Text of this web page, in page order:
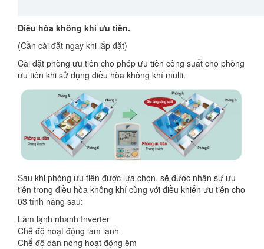
Điều hòa không khí ưu tiên.
(Cần cài đặt ngay khi lắp đặt)
Cài đặt phòng ưu tiên cho phép ưu tiên công suất cho phòng
ưu tiên khi sử dụng điều hòa không khí multi.
Sau khi phòng ưu tiên được lựa chọn, sẽ được nhận sự ưu
tiên trong điều hòa không khí cùng với điều khiển ưu tiên cho
03 tính năng sau:
Làm lạnh nhanh Inverter
Chế độ hoạt động làm lạnh
Chế độ dàn nóng hoạt động êm